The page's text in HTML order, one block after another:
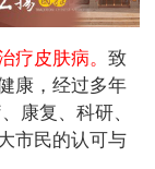
疗皮肤病。 致
康，经过多年
康复、科研、
市民的认可与